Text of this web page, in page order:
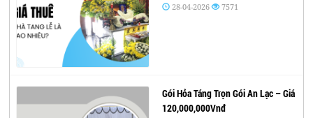
28-04-2026 7571
Gói Hỏa Táng Trọn Gói An Lạc – Giá
120,000,000Vnđ